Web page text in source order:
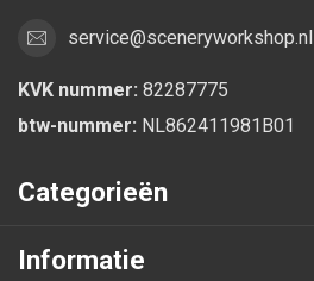
service@sceneryworkshop.nl
KVK nummer: 82287775
btw-nummer: NL862411981B01
Categorieën
Informatie